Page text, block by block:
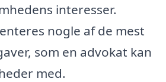
interesser.
nogle af de mest
som en advokat kan
med.